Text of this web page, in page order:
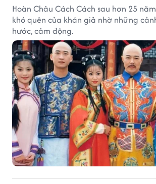
Hoàn Châu Cách Cách sau hơn 25
khó quên của khán giả nhờ những
hước, cảm động.